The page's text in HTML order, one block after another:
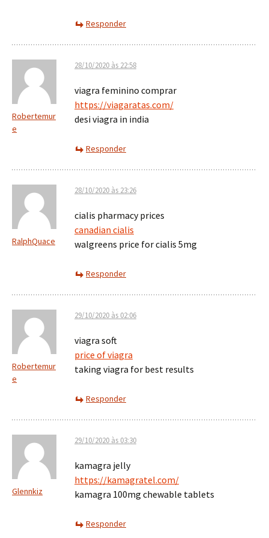
Responder
Robertemur
e
28/10/2020 às 22:58
viagra feminino comprar
https://viagaratas.com/
desi viagra in india
Responder
RalphQuace
28/10/2020 às 23:26
cialis pharmacy prices
canadian cialis
walgreens price for cialis 5mg
Responder
Robertemur
e
29/10/2020 às 02:06
viagra soft
price of viagra
taking viagra for best results
Responder
Glennkiz
29/10/2020 às 03:30
kamagra jelly
https://kamagratel.com/
kamagra 100mg chewable tablets
Responder